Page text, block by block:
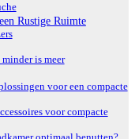
Rustige Ruimte
is meer
voor een compacte
voor compacte